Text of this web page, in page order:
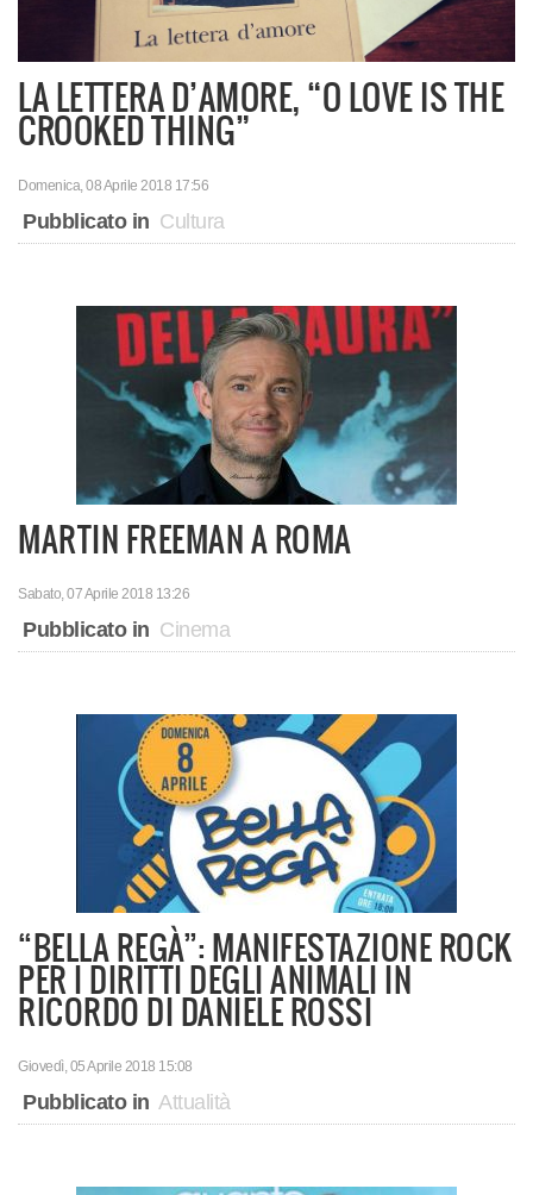
LA LETTERA D’AMORE, “O LOVE IS THE
CROOKED THING”
Domenica, 08 Aprile 2018 17:56
Pubblicato in Cultura
MARTIN FREEMAN A ROMA
Sabato, 07 Aprile 2018 13:26
Pubblicato in Cinema
“BELLA REGÀ”: MANIFESTAZIONE ROCK
PER I DIRITTI DEGLI ANIMALI IN
RICORDO DI DANIELE ROSSI
Giovedì, 05 Aprile 2018 15:08
Pubblicato in Attualità